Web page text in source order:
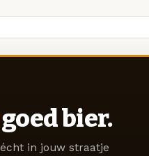
bier.
in jouw straatje